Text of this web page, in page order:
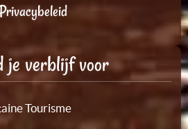
je verblijf voor
Tourisme